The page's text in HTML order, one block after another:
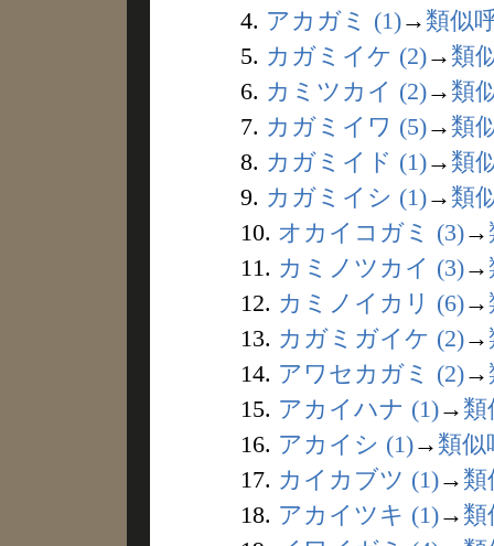
4. アカガミ (1)→ 類似
5. カガミイケ (2)→ 類
6. カミツカイ (2)→ 類
7. カガミイワ (5)→ 類
8. カガミイド (1)→ 類
9. カガミイシ (1)→ 類
10. オカイコガミ (3)→
11. カミノツカイ (3)→
12. カミノイカリ (6)→
13. カガミガイケ (2)→
14. アワセカガミ (2)→
15. アカイハナ (1)→ 類
16. アカイシ (1)→ 類似
17. カイカブツ (1)→ 類
18. アカイツキ (1)→ 類